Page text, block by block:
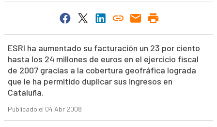
ESRI ha aumentado su facturación un 23 por ciento
hasta los 24 millones de euros en el ejercicio fiscal
de 2007 gracias a la cobertura geofráfica lograda
que le ha permitido duplicar sus ingresos en
Cataluña.
Publicado el 04 Abr 2008